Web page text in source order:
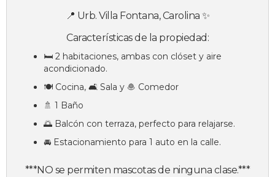
📍 Urb. Villa Fontana, Carolina ✨
Características de la propiedad:
🛏️ 2 habitaciones, ambas con clóset y aire
acondicionado.
🍽️ Cocina, 🛋️ Sala y 🧆 Comedor
🚿 1 Baño
🌅 Balcón con terraza, perfecto para relajarse.
🚘 Estacionamiento para 1 auto en la calle.
***NO se permiten mascotas de ninguna clase.***